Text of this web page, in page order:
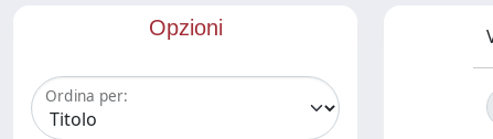
Opzioni
Ordina per: